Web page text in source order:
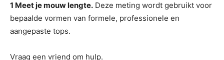
1 Meet je mouw lengte. Deze meting wordt gebruikt voor
bepaalde vormen van formele, professionele en
aangepaste tops.
Vraag een vriend om hulp.